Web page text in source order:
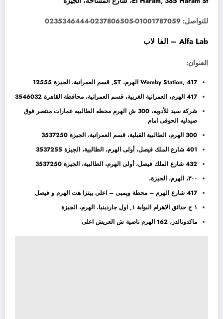
للتواصل: 01001787059-0237806505-0235346444
Alfa Lab – الفا لاب
العنوان:
Wemby Station, 417 الهرم، ST, قسم العمرانية، الجيزة 12555
417 الهرم، العمرانية الغربية، قسم العمرانية، محافظة القاهرة‬ 3546032
شركة سيد للأدويه، 300 ش الهرم محطه الطالبيه عمارات منتصر فوق
صيدليه الحوفى امام
300 الهرم، الطالبية القبلية، قسم العمرانية، الجيزة 3537250
401 شارع الملك فيصل، أولى الهرم، الطالبية، الجيزة 3537255
432 شارع الملك فيصل، أولى الهرم، الطالبية، الجيزة 3537250
٣٠٠، الهرم، الجيزة،
417 شارع الهرم – محطة ويمبى – اعلى بيتزا هت الهرم و فيصل
١ ج حدائق الاهرام البوابة ١, اول جاردينيا، الهرم، الجيزة
ماكدونالدز، 162 الهرم ناصية ش العريش اعلى